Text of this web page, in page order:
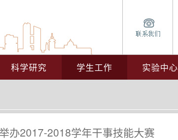
科学研究 学生工作 实验中心
办2017-2018学年干事技能大赛